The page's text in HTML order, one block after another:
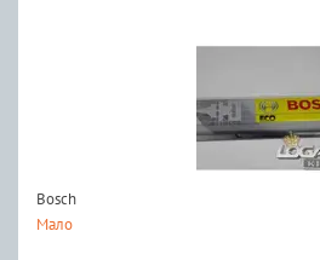
Bosch
Мало